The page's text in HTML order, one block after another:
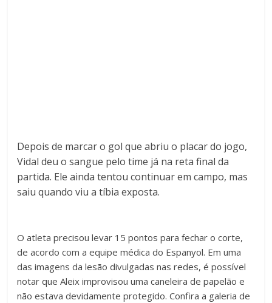
Depois de marcar o gol que abriu o placar do jogo,
Vidal deu o sangue pelo time já na reta final da
partida. Ele ainda tentou continuar em campo, mas
saiu quando viu a tíbia exposta.
O atleta precisou levar 15 pontos para fechar o corte,
de acordo com a equipe médica do Espanyol. Em uma
das imagens da lesão divulgadas nas redes, é possível
notar que Aleix improvisou uma caneleira de papelão e
não estava devidamente protegido. Confira a galeria de